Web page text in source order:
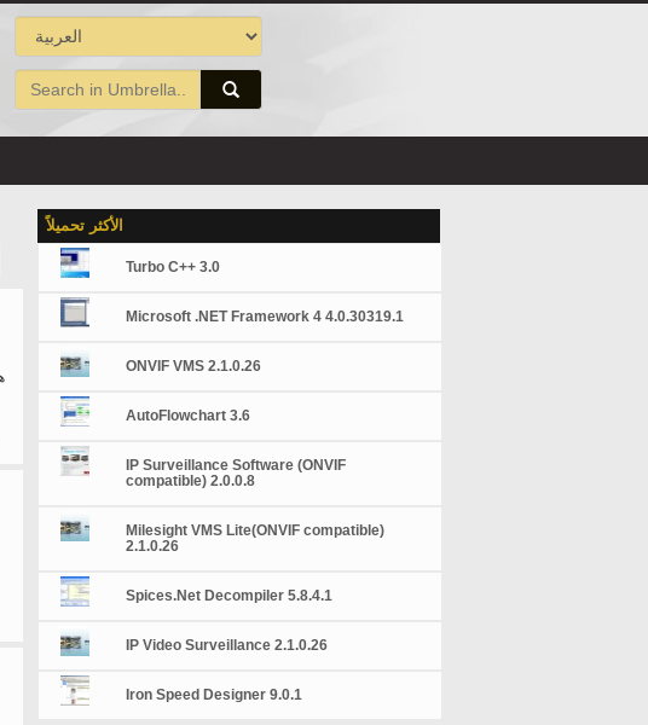
الأكثر تحميلاً
Turbo C++ 3.0
Microsoft .NET Framework 4 4.0.30319.1
ONVIF VMS 2.1.0.26
AutoFlowchart 3.6
IP Surveillance Software (ONVIF
compatible) 2.0.0.8
Milesight VMS Lite(ONVIF compatible)
2.1.0.26
Spices.Net Decompiler 5.8.4.1
IP Video Surveillance 2.1.0.26
Iron Speed Designer 9.0.1